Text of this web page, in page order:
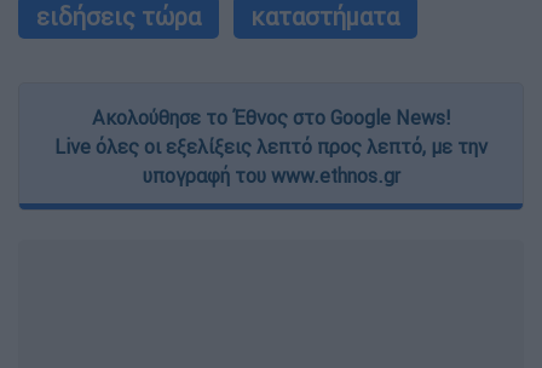
ειδήσεις τώρα
καταστήματα
Ακολούθησε το Έθνος στο Google News!
Live όλες οι εξελίξεις λεπτό προς λεπτό, με την
υπογραφή του www.ethnos.gr